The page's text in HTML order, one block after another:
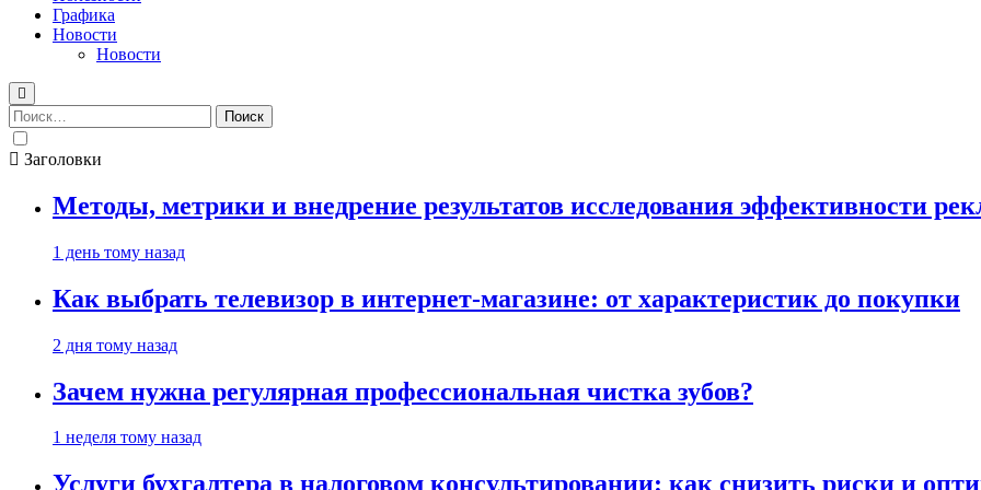
Графика
Новости
Новости
Найти:
Заголовки
Методы, метрики и внедрение результатов исследования эффективности
1 день тому назад
Как выбрать телевизор в интернет-магазине: от характеристик до покупки
2 дня тому назад
Зачем нужна регулярная профессиональная чистка зубов?
1 неделя тому назад
Услуги бухгалтера в налоговом консультировании: как снизить риски и